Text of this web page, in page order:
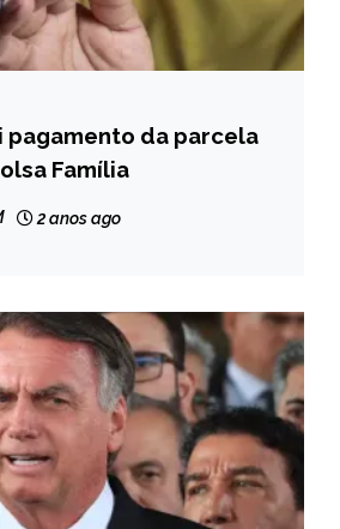
pagamento da parcela
Família
2 anos ago